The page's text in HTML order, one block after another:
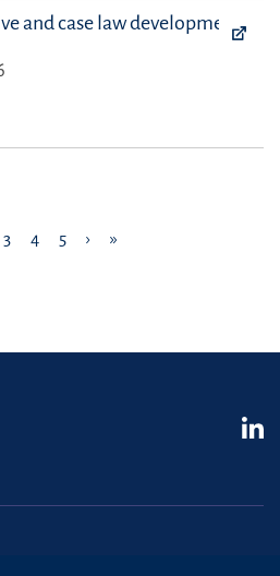
and case law developments
3 4 5 › »